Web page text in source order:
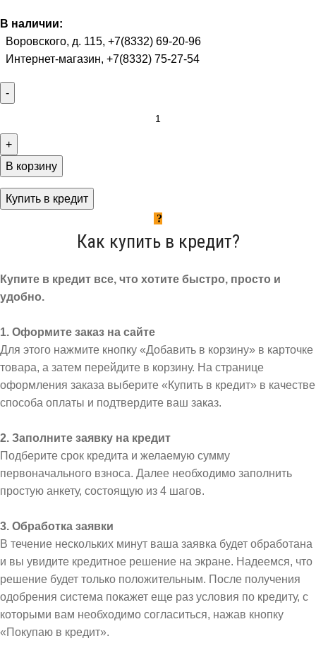
В наличии:
Воровского, д. 115, +7(8332) 69-20-96
Интернет-магазин, +7(8332) 75-27-54
В корзину
Купить в кредит
Как купить в кредит?
Купите в кредит все, что хотите быстро, просто и
удобно.
1. Оформите заказ на сайте
Для этого нажмите кнопку «Добавить в корзину» в карточке
товара, а затем перейдите в корзину. На странице
оформления заказа выберите «Купить в кредит» в качестве
способа оплаты и подтвердите ваш заказ.
2. Заполните заявку на кредит
Подберите срок кредита и желаемую сумму
первоначального взноса. Далее необходимо заполнить
простую анкету, состоящую из 4 шагов.
3. Обработка заявки
В течение нескольких минут ваша заявка будет обработана
и вы увидите кредитное решение на экране. Надеемся, что
решение будет только положительным. После получения
одобрения система покажет еще раз условия по кредиту, с
которыми вам необходимо согласиться, нажав кнопку
«Покупаю в кредит».